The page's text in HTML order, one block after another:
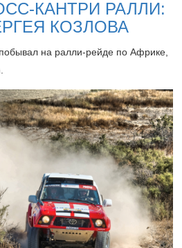
КАНТРИ РАЛЛИ:
КОЗЛОВА
на ралли-рейде по Африке,